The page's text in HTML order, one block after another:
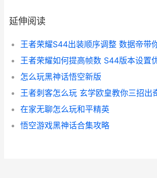
延伸阅读
王者荣耀如何提高帧数 S44版本设置
怎么玩黑神话悟空新版
王者刺客怎么玩 玄学欧皇教你三招出
在家无聊怎么玩和平精英
悟空游戏黑神话合集攻略